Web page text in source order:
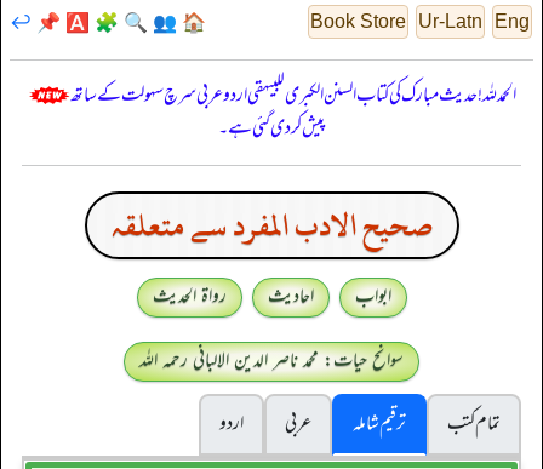
Eng
Ur-Latn
Book Store
🏠
👥
🔍
🧩
🅰️
📌
↩️
الحمدللہ! حدیث مبارک کی کتاب السنن الكبرى للبيهقي اردو عربی سرچ سہولت کے ساتھ
پیش کر دی گئی ہے۔
صحيح الادب المفرد سے متعلقہ
ابواب احادیث
رواۃ الحدیث
سوانح حیات: محمد ناصر الدین الالبانی رحمہ اللہ
تمام کتب
ترقیم شاملہ عربی
اردو